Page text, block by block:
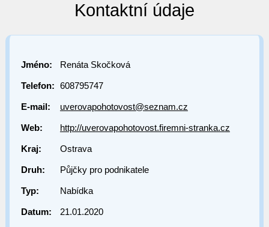
Kontaktní údaje
Jméno: Renáta Skočková
Telefon: 608795747
E-mail: uverovapohotovost@seznam.cz
Web: http://uverovapohotovost.firemni-stranka.cz
Kraj: Ostrava
Druh: Půjčky pro podnikatele
Typ: Nabídka
Datum: 21.01.2020